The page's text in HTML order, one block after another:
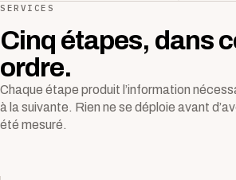
SERVICES
Cinq étapes, dans
ordre.
Chaque étape produit l’information
à la suivante. Rien ne se déploie avant
été mesuré.